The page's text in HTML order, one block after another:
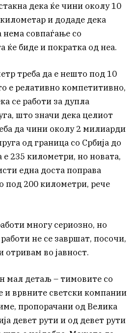
дека ќе чини околу 10
и додаде дека
нема совпаѓање со
ќе биде и пократка од неа.
треба да е нешто под 10
е релативно компетитивно,
се работи за дупла
што значи дека целиот
да чини околу 2 милиарди
од граница со Србија до
е 235 километри, но новата,
една доста поправа
под 200 километри, рече
многу сериозно, но
не се завршат, посочи,
отривам во јавност.
мал детаљ – тимовите со
и врвните светски компании
пропорачани од Велика
девет рути и од девет рути